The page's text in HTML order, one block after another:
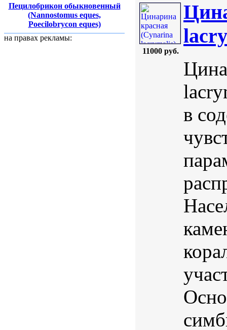
Пецилобрикон обыкновенный
(Nannostomus eques,
Poecilobrycon eques)
на правах рекламы:
11000 руб.
в